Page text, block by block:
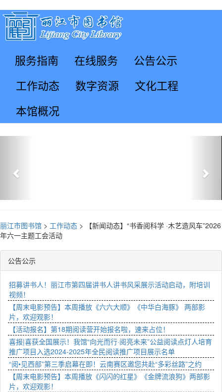
服务指南 在线服务
公告公示
工作动态
数字资源
文化工程
本馆概况
丽江市图书馆 > 工作动态 >
【新闻动态】“书香阅科学 ·木艺造风车”2026
年六一主题工会活动
公告公示
招募讲书人！丽江市第四届讲书人讲书风采展示活动启动，附培训
视频！
【周末电影预告】本周播放《六六大顺》《中华白海豚》 两部影
片，欢迎观影！
【活动报名】第18期阅读营开始报名啦，速来占位！
喜报|喜获全国展示！我馆“向光而行·阅亮未来”公益阅读点灯人培育
推广项目入选2024-2025年全民阅读推广项目展示名单
“阅•见西部”第三季启幕在即！云南赛区邀您共赴“多彩丝路”之约
【周末电影预告】本周播放《闪闪的红星》《金牌流浪狗》两部影
片，欢迎观影！